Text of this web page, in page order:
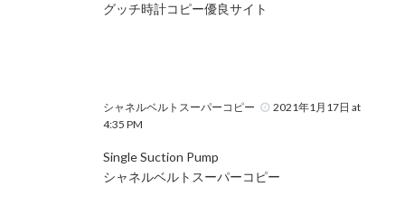
グッチ時計コピー優良サイト
シャネルベルトスーパーコピー
2021年1月17日 at
4:35 PM
Single Suction Pump
シャネルベルトスーパーコピー